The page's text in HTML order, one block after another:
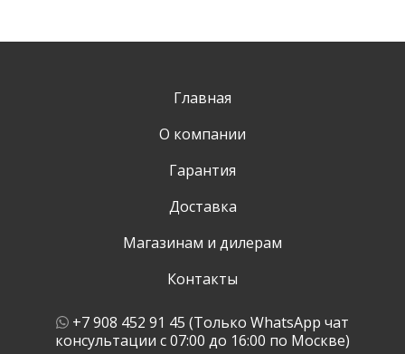
Главная
О компании
Гарантия
Доставка
Магазинам и дилерам
Контакты
+7 908 452 91 45 (Только WhatsApp чат
консультации с 07:00 до 16:00 по Москве)